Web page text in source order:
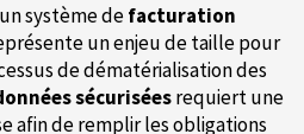
système defacturation
un enjeu de taille pour
de dématérialisation des
sécuriséesrequiert une
afin de remplir les obligations